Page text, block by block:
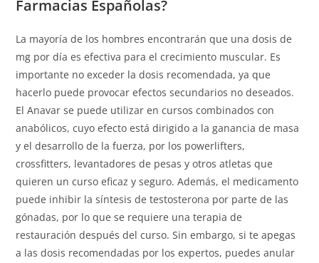
Farmacias Españolas?
La mayoría de los hombres encontrarán que una dosis de
mg por día es efectiva para el crecimiento muscular. Es
importante no exceder la dosis recomendada, ya que
hacerlo puede provocar efectos secundarios no deseados.
El Anavar se puede utilizar en cursos combinados con
anabólicos, cuyo efecto está dirigido a la ganancia de masa
y el desarrollo de la fuerza, por los powerlifters,
crossfitters, levantadores de pesas y otros atletas que
quieren un curso eficaz y seguro. Además, el medicamento
puede inhibir la síntesis de testosterona por parte de las
gónadas, por lo que se requiere una terapia de
restauración después del curso. Sin embargo, si te apegas
a las dosis recomendadas por los expertos, puedes anular